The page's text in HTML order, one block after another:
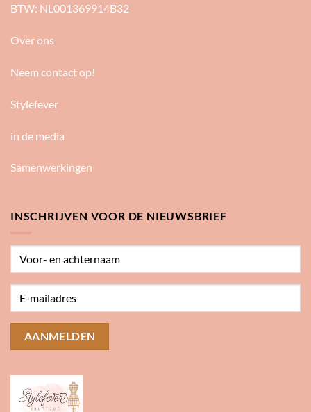
BTW: NL001369914B32
Over ons
Neem contact op!
Stylefever
in de media
Samenwerkingen
INSCHRIJVEN VOOR DE NIEUWSBRIEF